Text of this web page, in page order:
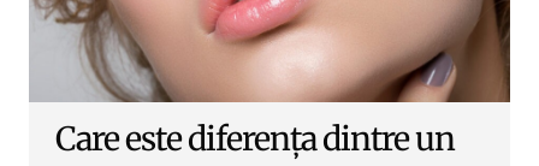
Care este diferența dintre un